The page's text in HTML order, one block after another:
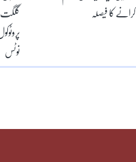
گلگت
نوٹس
کرانے کا فیصلہ